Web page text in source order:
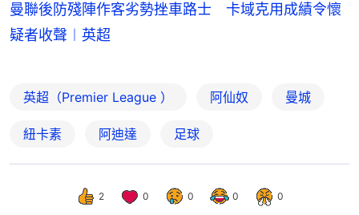
曼聯後防殘陣作客劣勢挫車路士 卡域克用成績令懷
疑者收聲︱英超
英超（Premier League ） 阿仙奴 曼城
紐卡素 阿迪達 足球
2 0 0 0 0